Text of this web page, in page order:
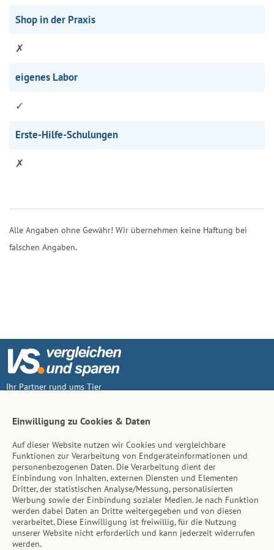
Shop in der Praxis
✗
eigenes Labor
✓
Erste-Hilfe-Schulungen
✗
Alle Angaben ohne Gewähr! Wir übernehmen keine Haftung bei
falschen Angaben.
Ihr Partner rund ums Tier
Inhalt
Tierarzt-Suche
Hinweise
AGB
Impressum
Einwilligung zu Cookies & Daten
Auf dieser Website nutzen wir Cookies und vergleichbare
Funktionen zur Verarbeitung von Endgeräteinformationen und
personenbezogenen Daten. Die Verarbeitung dient der
Einbindung von Inhalten, externen Diensten und Elementen
Dritter, der statistischen Analyse/Messung, personalisierten
Werbung sowie der Einbindung sozialer Medien. Je nach Funktion
werden dabei Daten an Dritte weitergegeben und von diesen
verarbeitet. Diese Einwilligung ist freiwillig, für die Nutzung
unserer Website nicht erforderlich und kann jederzeit widerrufen
werden.